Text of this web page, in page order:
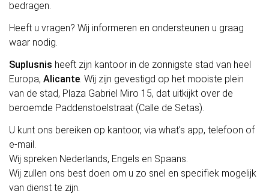
bedragen.
Heeft u vragen? Wij informeren en ondersteunen u graag
waar nodig.
Suplusnis heeft zijn kantoor in de zonnigste stad van heel
Europa, Alicante. Wij zijn gevestigd op het mooiste plein
van de stad, Plaza Gabriel Miro 15, dat uitkijkt over de
beroemde Paddenstoelstraat (Calle de Setas).
U kunt ons bereiken op kantoor, via what's app, telefoon of
e-mail.
Wij spreken Nederlands, Engels en Spaans.
Wij zullen ons best doen om u zo snel en specifiek mogelijk
van dienst te zijn.